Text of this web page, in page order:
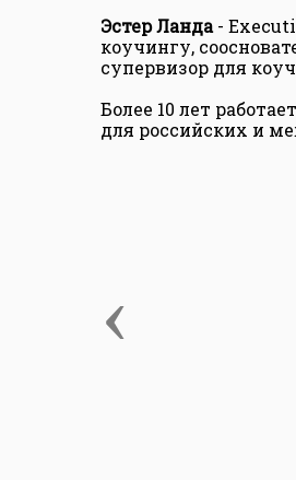
Эстер Ланда-
коучингу,
супервизор для
Более 10 лет
для российских и
‹